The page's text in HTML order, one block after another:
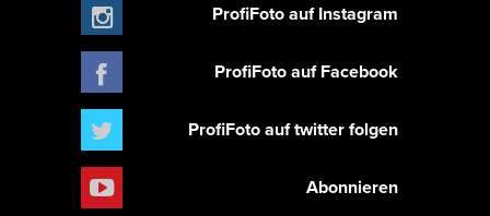
ProfiFoto auf Instagram
ProfiFoto auf Facebook
ProfiFoto auf twitter folgen
Abonnieren